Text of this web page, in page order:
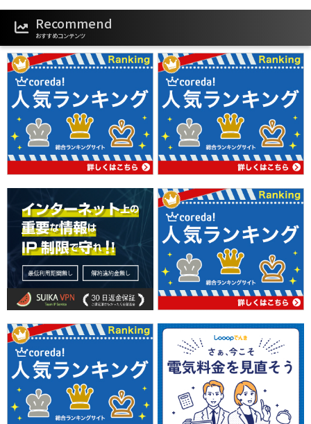
Recommend
おすすめコンテンツ